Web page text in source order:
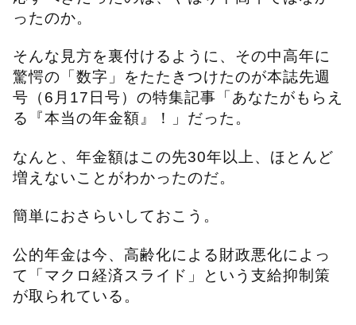
ったのか。
そんな見方を裏付けるように、その中高年に
驚愕の「数字」をたたきつけたのが本誌先週
号（6月17日号）の特集記事「あなたがもらえ
る『本当の年金額』！」だった。
なんと、年金額はこの先30年以上、ほとんど
増えないことがわかったのだ。
簡単におさらいしておこう。
公的年金は今、高齢化による財政悪化によっ
て「マクロ経済スライド」という支給抑制策
が取られている。